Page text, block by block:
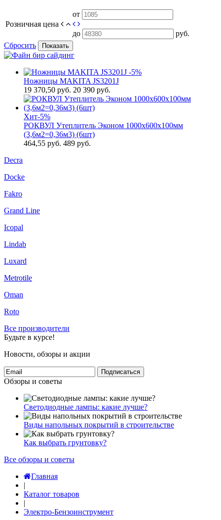
Розничная цена
от
до
руб.
Сбросить
Показать
-5%
Ножницы MAKITA JS3201J
19 370,50 руб. 20 390 руб.
Хит-5%
РОКВУЛ Утеплитель Эконом 1000х600х100мм
(3,6м2=0,36м3) (6шт)
464,55 руб. 489 руб.
Decra
Docke
Fakro
Grand Line
Icopal
Lindab
Luxard
Metrotile
Oman
Roto
Все производители
Будьте в курсе!
Новости, обзоры и акции
Подписаться
Обзоры и советы
Светодиодные лампы: какие лучше?
Виды напольных покрытий в строительстве
Как выбрать грунтовку?
Все обзоры и советы
Главная
|
Каталог товаров
|
Электро-Бензоинструмент